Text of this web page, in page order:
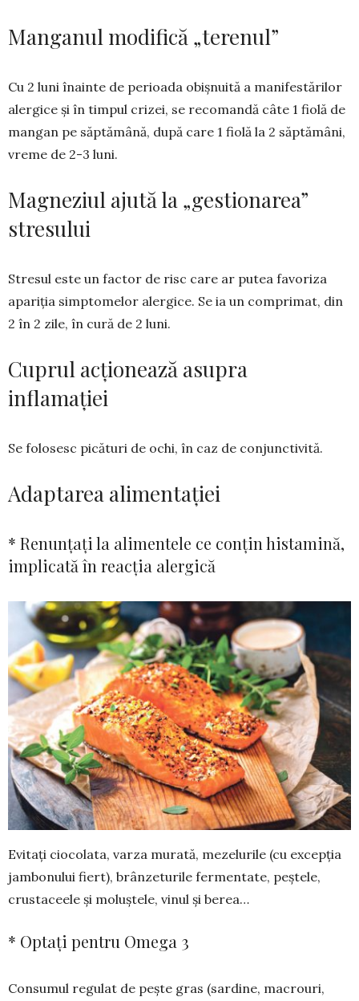
Manganul modifică „terenul”
Cu 2 luni înainte de perioada obișnuită a ma­nifestărilor
alergice și în timpul crizei, se recoman­dă câte 1 fiolă de
mangan pe săp­tămână, după care 1 fiolă la 2 săp­tă­mâni,
vreme de 2-3 luni.
Magneziul ajută la „gestionarea”
stresului
Stresul este un factor de risc care ar putea favoriza
apariția simpto­melor alergice. Se ia un compri­mat, din
2 în 2 zile, în cură de 2 luni.
Cuprul acționează asupra
inflamației
Se folosesc picături de ochi, în caz de con­junctivită.
Adaptarea alimentației
* Renunțați la alimentele ce conțin histamină,
implicată în reacția alergică
Evitați ciocolata, varza murată, meze­lurile (cu excepția
jambonului fiert), brânzeturile fermentate, peș­tele,
crus­taceele și moluștele, vinul și be­rea…
* Optați pentru Omega 3
Consumul regulat de pește gras (sardine, macrouri,